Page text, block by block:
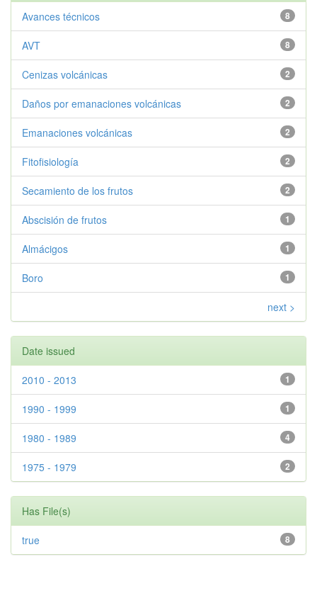
8
Avances técnicos
8
AVT
2
Cenizas volcánicas
2
Daños por emanaciones volcánicas
2
Emanaciones volcánicas
2
Fitofisiología
2
Secamiento de los frutos
1
Abscisión de frutos
1
Almácigos
1
Boro
next >
Date issued
1
2010 - 2013
1
1990 - 1999
4
1980 - 1989
2
1975 - 1979
Has File(s)
8
true